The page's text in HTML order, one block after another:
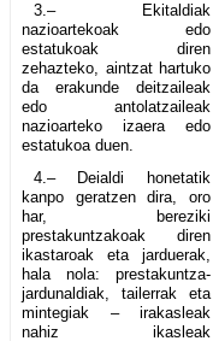
3.– Ekitaldiak
nazioartekoak edo
estatukoak diren
zehazteko, aintzat hartuko
da erakunde deitzaileak
edo antolatzaileak
nazioarteko izaera edo
estatukoa duen.
4.– Deialdi honetatik
kanpo geratzen dira, oro
har, bereziki
prestakuntzakoak diren
ikastaroak eta jarduerak,
hala nola: prestakuntza-
jardunaldiak, tailerrak eta
mintegiak – irakasleak
nahiz ikasleak